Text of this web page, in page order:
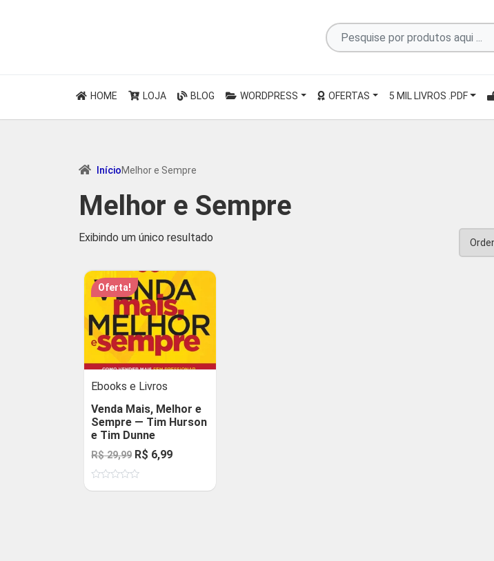
Pesquise
por
HOME LOJA BLOG WORDPRESS OFERTAS 5 MIL LIVROS .PDF
InícioMelhor e Sempre
Melhor e Sempre
Exibindo um único resultado
Oferta!
Ebooks e Livros
Venda Mais, Melhor e
Sempre — Tim Hurson
e Tim Dunne
R$29,99 O
preço
original
R$ 6,99O
atual